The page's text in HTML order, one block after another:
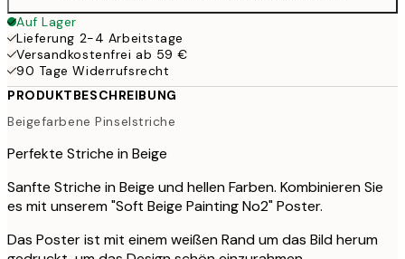
Auf Lager
Lieferung 2-4 Arbeitstage
Versandkostenfrei ab 59 €
90 Tage Widerrufsrecht
PRODUKTBESCHREIBUNG
Beigefarbene Pinselstriche
Perfekte Striche in Beige
Sanfte Striche in Beige und hellen Farben. Kombinieren Sie
es mit unserem "Soft Beige Painting No2" Poster.
Das Poster ist mit einem weißen Rand um das Bild herum